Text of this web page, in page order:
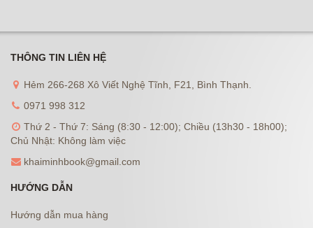
THÔNG TIN LIÊN HỆ
Hẻm 266-268 Xô Viết Nghệ Tĩnh, F21, Bình Thạnh.
0971 998 312
Thứ 2 - Thứ 7: Sáng (8:30 - 12:00); Chiều (13h30 - 18h00);
Chủ Nhật: Không làm việc
khaiminhbook@gmail.com
HƯỚNG DẪN
Hướng dẫn mua hàng